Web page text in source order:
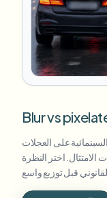
Blur vs
على العجلات
الامتثال. اختر النظرة